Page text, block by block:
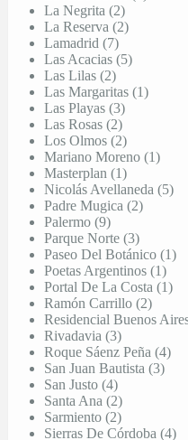
La Negrita (2)
La Reserva (2)
Lamadrid (7)
Las Acacias (5)
Las Lilas (2)
Las Margaritas (1)
Las Playas (3)
Las Rosas (2)
Los Olmos (2)
Mariano Moreno (1)
Masterplan (1)
Nicolás Avellaneda (5)
Padre Mugica (2)
Palermo (9)
Parque Norte (3)
Paseo Del Botánico (1)
Poetas Argentinos (1)
Portal De La Costa (1)
Ramón Carrillo (2)
Residencial Buenos
Rivadavia (3)
Roque Sáenz Peña (4)
San Juan Bautista (3)
San Justo (4)
Santa Ana (2)
Sarmiento (2)
Sierras De Córdoba (4)